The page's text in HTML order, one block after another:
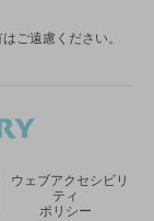
ご遠慮ください。
ウェブアクセシビリ
ティ
ポリシー